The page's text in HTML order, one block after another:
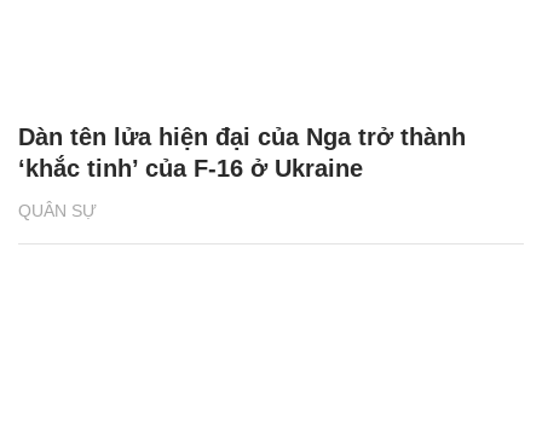
QUÂN SỰ
Dàn tên lửa hiện đại của Nga trở thành
‘khắc tinh’ của F-16 ở Ukraine